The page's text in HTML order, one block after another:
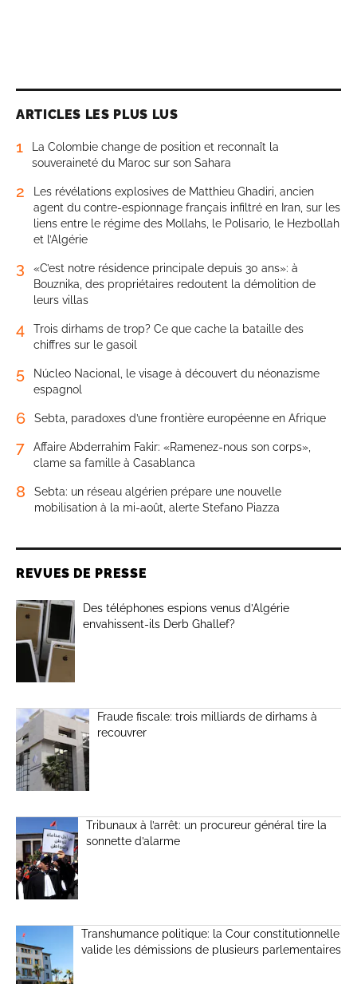
ARTICLES LES PLUS LUS
1
La Colombie change de position et reconnaît la
souveraineté du Maroc sur son Sahara
2
Les révélations explosives de Matthieu Ghadiri, ancien
agent du contre-espionnage français infiltré en Iran, sur les
liens entre le régime des Mollahs, le Polisario, le Hezbollah
et l’Algérie
3
«C’est notre résidence principale depuis 30 ans»: à
Bouznika, des propriétaires redoutent la démolition de
leurs villas
4
Trois dirhams de trop? Ce que cache la bataille des
chiffres sur le gasoil
5
Núcleo Nacional, le visage à découvert du néonazisme
espagnol
6 Sebta, paradoxes d’une frontière européenne en Afrique
7
Affaire Abderrahim Fakir: «Ramenez-nous son corps»,
clame sa famille à Casablanca
8
Sebta: un réseau algérien prépare une nouvelle
mobilisation à la mi-août, alerte Stefano Piazza
REVUES DE PRESSE
Des téléphones espions venus d’Algérie
envahissent-ils Derb Ghallef?
Fraude fiscale: trois milliards de dirhams à
recouvrer
Tribunaux à l’arrêt: un procureur général tire la
sonnette d’alarme
Transhumance politique: la Cour constitutionnelle
valide les démissions de plusieurs parlementaires